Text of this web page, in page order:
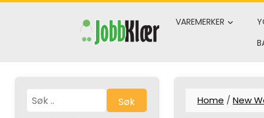
Skip
VAREMERKER
Søk Home / New